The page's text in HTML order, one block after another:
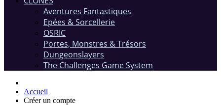
Aventures Fantastiques
Epées & Sorcellerie
OSRIC
Portes, Monstres & Trésors
Dungeonslayers
The Challenges Game System
Accueil
Créer un compte